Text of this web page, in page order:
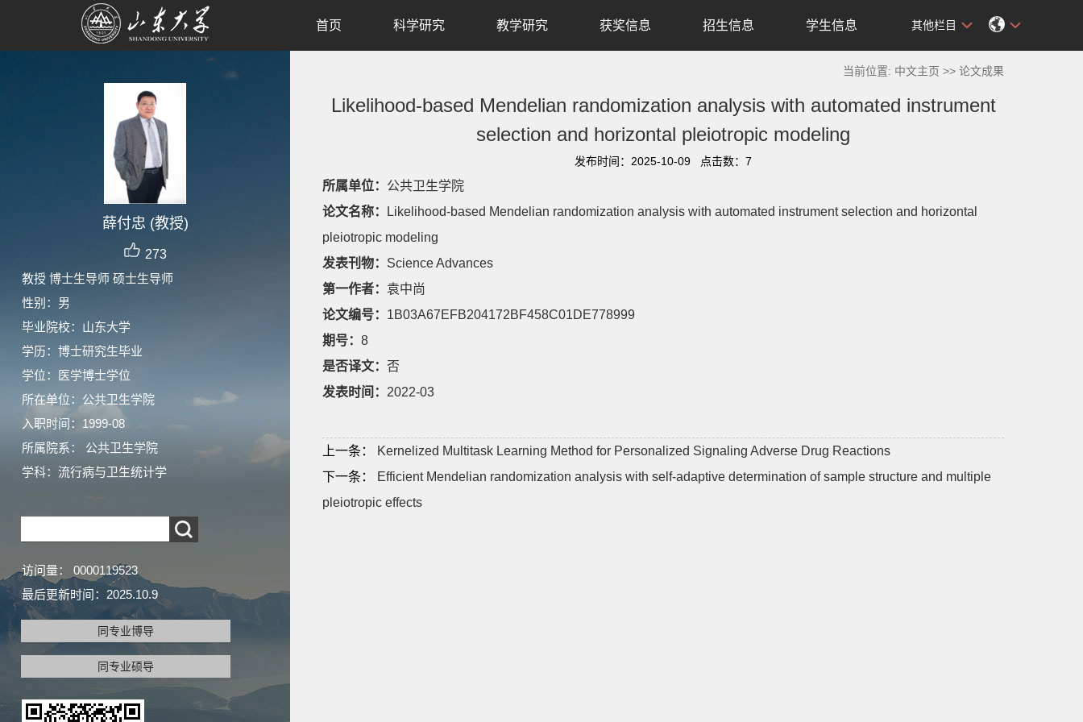
薛付忠 (教授)
273
教授 博士生导师 硕士生导师
性别：男
毕业院校：山东大学
学历：博士研究生毕业
学位：医学博士学位
所在单位：公共卫生学院
入职时间：1999-08
所属院系： 公共卫生学院
学科：流行病与卫生统计学
访问量： 0000119523
最后更新时间： 2025.10.9
同专业博导
同专业硕导
首页 科学研究 教学研究 获奖信息 招生信息 学生信息 其他栏目
当前位置: 中文主页 >> 论文成果
Likelihood-based Mendelian randomization analysis with automated instrument
selection and horizontal pleiotropic modeling
发布时间：2025-10-09 点击数：7
所属单位： 公共卫生学院
论文名称：
Likelihood-based Mendelian randomization analysis with automated instrument selection and horizontal
pleiotropic modeling
发表刊物： Science Advances
第一作者： 袁中尚
论文编号： 1B03A67EFB204172BF458C01DE778999
期号： 8
是否译文： 否
发表时间： 2022-03
上一条：
Kernelized Multitask Learning Method for Personalized Signaling Adverse Drug Reactions
下一条：
Efficient Mendelian randomization analysis with self-adaptive determination of sample structure and multiple
pleiotropic effects